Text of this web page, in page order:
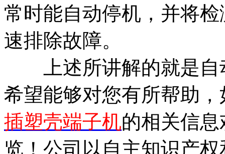
常时能自动停机，并将
速排除故障。
上述所讲解的就是自
希望能够对您有所帮助
插塑壳端子机的相关信
览！公司以自主知识产